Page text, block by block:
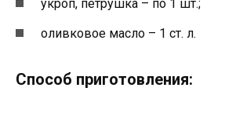
укроп, петрушка – по 1 шт.;
оливковое масло – 1 ст. л.
Способ приготовления: